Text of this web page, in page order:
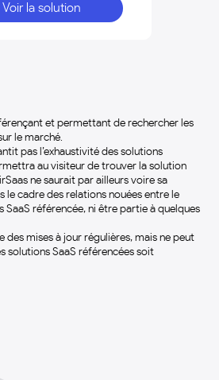
Voir la solution
et permettant de rechercher les
le marché.
pas l’exhaustivité des solutions
au visiteur de trouver la solution
ne saurait par ailleurs voire sa
le cadre des relations nouées entre le
SaaS référencée, ni être partie à quelques
des mises à jour régulières, mais ne peut
solutions SaaS référencées soit